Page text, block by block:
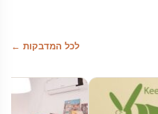
לכל המדבקות ←